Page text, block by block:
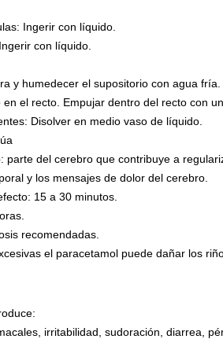
Ingerir con líquido.
con líquido.
y humedecer el supositorio con agua
el recto. Empujar dentro del recto con
Disolver en medio vaso de líquido.
parte del cerebro que contribuye a
y los mensajes de dolor del cerebro.
15 a 30 minutos.
recomendadas.
el paracetamol puede dañar los
irritabilidad, sudoración, diarrea,